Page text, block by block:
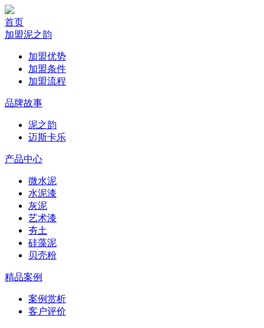
首页
加盟泥之韵
加盟优势
加盟条件
加盟流程
品牌故事
泥之韵
迈斯卡乐
产品中心
微水泥
水泥漆
灰泥
艺术漆
夯土
硅藻泥
贝壳粉
精品案例
案例赏析
客户评价